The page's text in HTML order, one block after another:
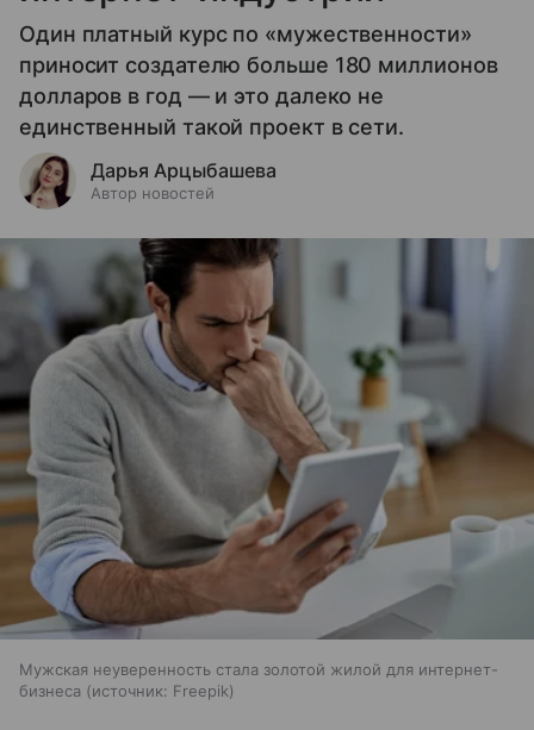
Один платный курс по «мужественности»
приносит создателю больше 180 миллионов
долларов в год — и это далеко не
единственный такой проект в сети.
Дарья Арцыбашева
Автор новостей
Мужская неуверенность стала золотой жилой для интернет-
бизнеса
источник: Freepik